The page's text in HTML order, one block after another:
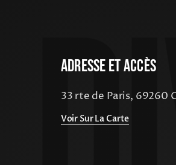
Adresse Et Accès
33 rte de Paris, 69260
Voir Sur La Carte